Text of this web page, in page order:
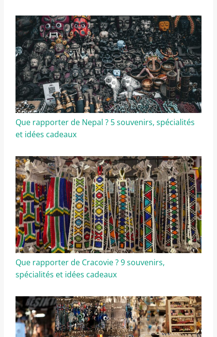
Que rapporter de Nepal ? 5 souvenirs, spécialités
et idées cadeaux
Que rapporter de Cracovie ? 9 souvenirs,
spécialités et idées cadeaux